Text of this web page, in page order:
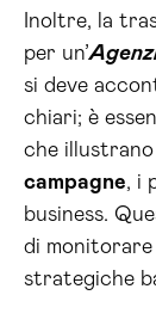
Inoltre, la
per un’
si deve
chiari; è
che
campagne, i
business.
di monitorare
strategiche